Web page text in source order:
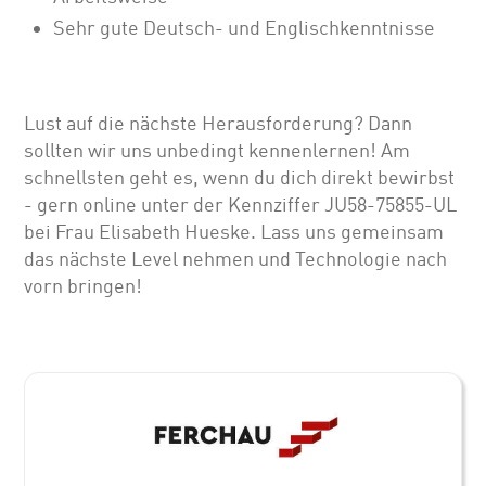
Sehr gute Deutsch- und Englischkenntnisse
Lust auf die nächste Herausforderung? Dann
sollten wir uns unbedingt kennenlernen! Am
schnellsten geht es, wenn du dich direkt bewirbst
- gern online unter der Kennziffer JU58-75855-UL
bei Frau Elisabeth Hueske. Lass uns gemeinsam
das nächste Level nehmen und Technologie nach
vorn bringen!